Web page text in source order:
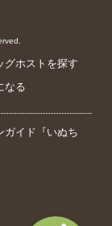
グホストを探す
なる
ガイド『いぬち